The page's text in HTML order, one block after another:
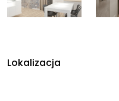
Lokalizacja